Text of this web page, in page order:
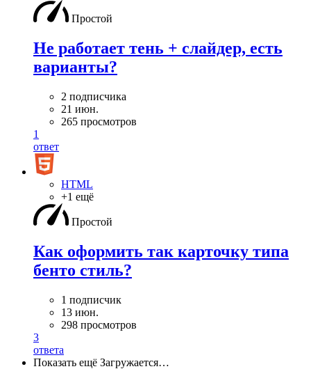
Простой
Не работает тень + слайдер, есть
варианты?
2 подписчика
21 июн.
265 просмотров
1
ответ
HTML
+1 ещё
Простой
Как оформить так карточку типа
бенто стиль?
1 подписчик
13 июн.
298 просмотров
3
ответа
Показать ещё Загружается…